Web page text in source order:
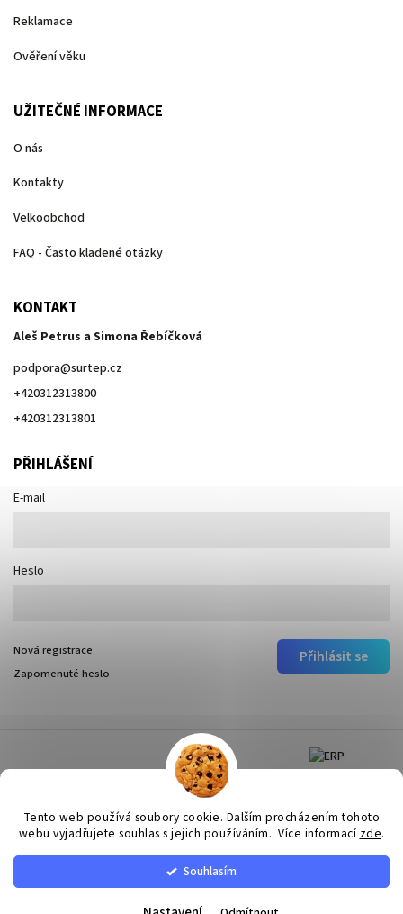
Tento web používá soubory cookie. Dalším procházením tohoto
webu vyjadřujete souhlas s jejich používáním.. Více informací zde.
Souhlasím
Reklamace
Ověření věku
UŽITEČNÉ INFORMACE
O nás
Kontakty
Velkoobchod
FAQ - Často kladené otázky
KONTAKT
Aleš Petrus a Simona Řebíčková
podpora@surtep.cz
+420312313800
+420312313801
PŘIHLÁŠENÍ
E-mail
Heslo
Přihlásit se
Nová registrace
Zapomenuté heslo
Surtep. Všechna práva vyhrazena.